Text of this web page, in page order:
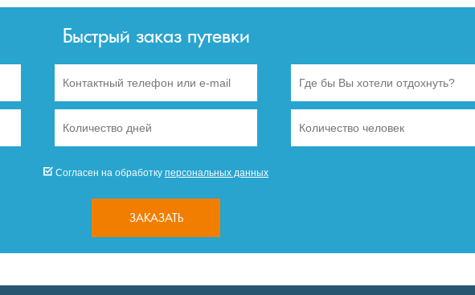
Быстрый заказ путевки
Согласен на обработку персональных данных